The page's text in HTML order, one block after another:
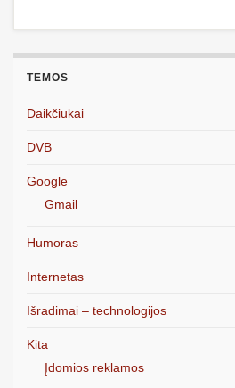
TEMOS
Daikčiukai
DVB
Google
Gmail
Humoras
Internetas
Išradimai – technologijos
Kita
Įdomios reklamos